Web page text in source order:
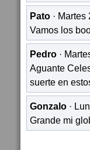
Pato ·
Vamos los
Pedro ·
Aguante
suerte en
Gonzalo ·
Grande mi